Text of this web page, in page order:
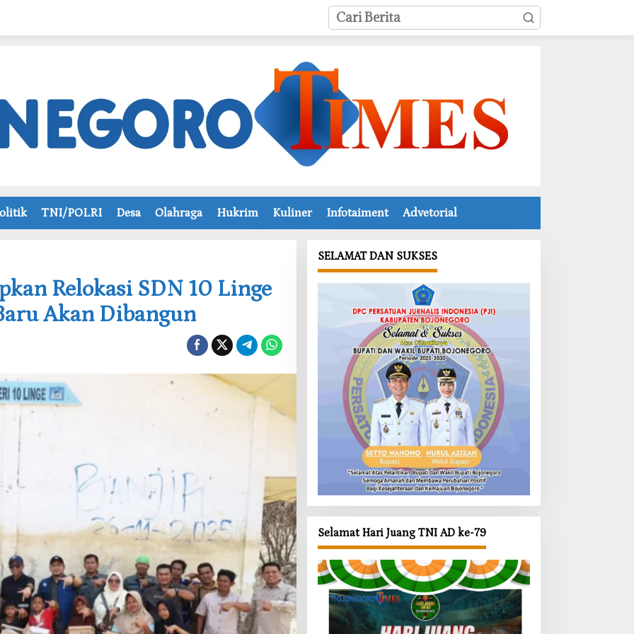
TNI/POLRI Desa Olahraga Hukrim Kuliner Infotaiment Advetorial
Relokasi SDN 10 Linge
Akan Dibangun
SELAMAT DAN SUKSES
Selamat Hari Juang TNI AD ke-79